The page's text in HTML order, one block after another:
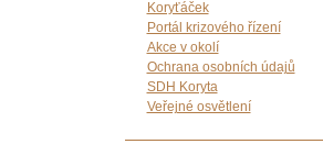
Koryťáček
Portál krizového řízení
Akce v okolí
Ochrana osobních údajů
SDH Koryta
Veřejné osvětlení